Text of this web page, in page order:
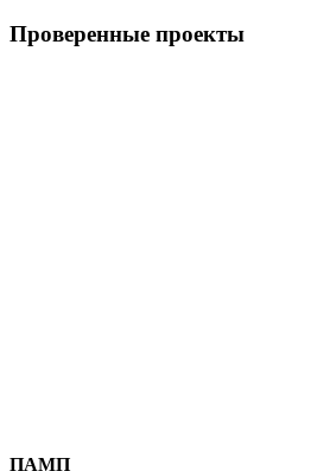
Проверенные проекты
ПАМП